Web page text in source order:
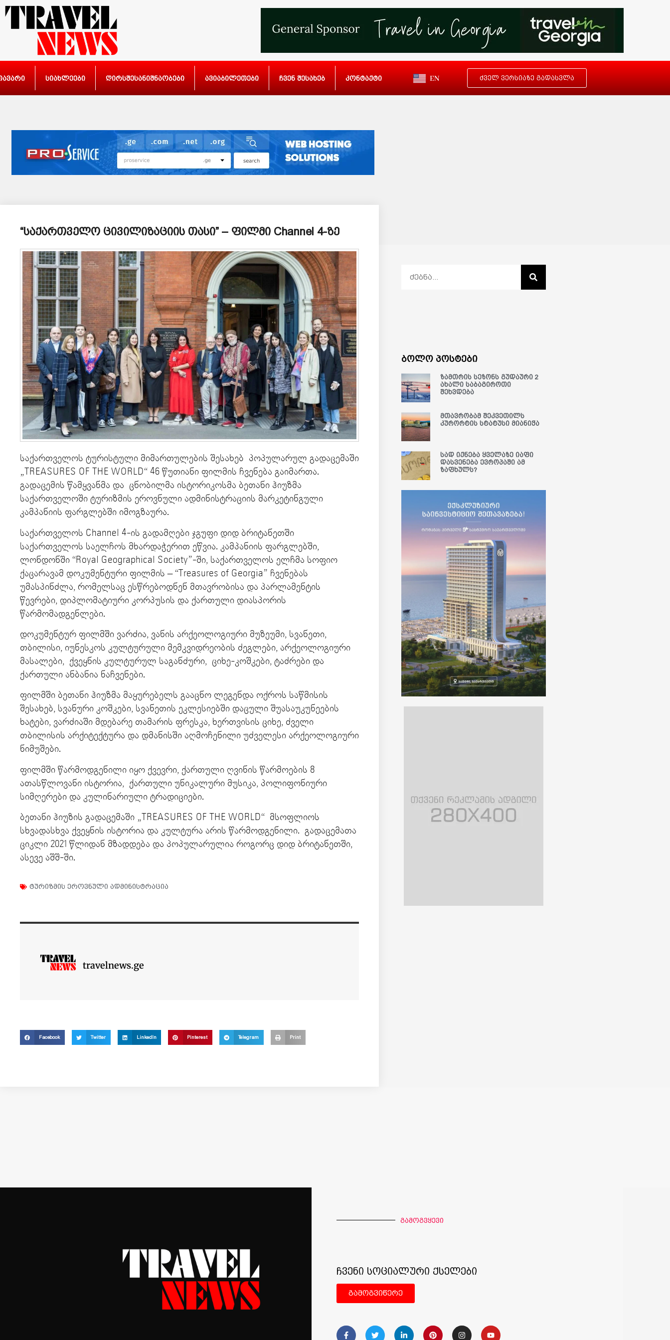
სიახლეები ღირსშესანიშნაობები ავიაბილეთები ჩვენ შესახებ კონტაქტი EN ძველ ვერსიაზე გადასვლა
“საქართველო ცივილიზაციის თასი” – ფილმი Channel 4-ზე
საქართველოს ტურისტული მიმართულების შესახებ პოპულარულ გადაცემაში
„TREASURES OF THE WORLD“ 46 წუთიანი ფილმის ჩვენება გაიმართა.
გადაცემის წამყვანმა და ცნობილმა ისტორიკოსმა ბეთანი ჰიუზმა
საქართველოში ტურიზმის ეროვნული ადმინისტრაციის მარკეტინგული
კამპანიის ფარგლებში იმოგზაურა.
საქართველოს Channel 4-ის გადამღები ჯგუფი დიდ ბრიტანეთში
საქართველოს საელჩოს მხარდაჭერით ეწვია. კამპანიის ფარგლებში,
ლონდონში “Royal Geographical Society”-ში, საქართველოს ელჩმა სოფიო
ქაცარავამ დოკუმენტური ფილმის – “Treasures of Georgia” ჩვენებას
უმასპინძლა, რომელსაც ესწრებოდნენ მთავრობისა და პარლამენტის
წევრები, დიპლომატიური კორპუსის და ქართული დიასპორის
წარმომადგენლები.
დოკუმენტურ ფილმში ვარძია, ვანის არქეოლოგიური მუზეუმი, სვანეთი,
თბილისი, იუნესკოს კულტურული მემკვიდრეობის ძეგლები, არქეოლოგიური
მასალები, ქვეყნის კულტურულ საგანძური, ციხე-კოშკები, ტაძრები და
ქართული ანბანია ნაჩვენები.
ფილმში ბეთანი ჰიუზმა მაყურებელს გააცნო ლეგენდა ოქროს საწმისის
შესახებ, სვანური კოშკები, სვანეთის ეკლესიებში დაცული შუასაუკუნეების
ხატები, ვარძიაში მდებარე თამარის ფრესკა, ხერთვისის ციხე, ძველი
თბილისის არქიტექტურა და დმანისში აღმოჩენილი უძველესი არქეოლოგიური
ნიმუშები.
ფილმში წარმოდგენილი იყო ქვევრი, ქართული ღვინის წარმოების 8
ათასწლოვანი ისტორია, ქართული უნიკალური მუსიკა, პოლიფონიური
სიმღერები და კულინარიული ტრადიციები.
ბეთანი ჰიუზის გადაცემაში „TREASURES OF THE WORLD“ მსოფლიოს
სხვადასხვა ქვეყნის ისტორია და კულტურა არის წარმოდგენილი. გადაცემათა
ციკლი 2021 წლიდან მზადდება და პოპულარულია როგორც დიდ ბრიტანეთში,
ასევე აშშ-ში.
ტურიზმის ეროვნული ადმინისტრაცია
travelnews.ge
Facebook Twitter LinkedIn Pinterest Telegram Print
ბოლო პოსტები
ზამთრის სეზონს გუდაური 2
ახალი საბაგიროთი
შეხვდება
მთავრობამ შეკვეთილს
კურორტის სტატუსი მიანიჭა
სად იქნება ყველაზე იაფი
დასვენება ევროპაში ამ
ზაფხულს?
გამოგვყევი
ჩვენი სოციალური ქსელები
გამოგვიწერე